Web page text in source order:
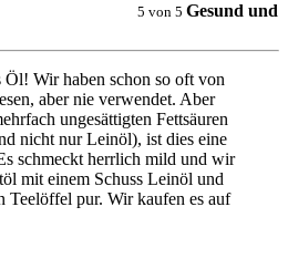
5 von 5 Gesund und
Öl! Wir haben schon so oft von
aber nie verwendet. Aber
ungesättigten Fettsäuren
nicht nur Leinöl), ist dies eine
schmeckt herrlich mild und wir
mit einem Schuss Leinöl und
Teelöffel pur. Wir kaufen es auf